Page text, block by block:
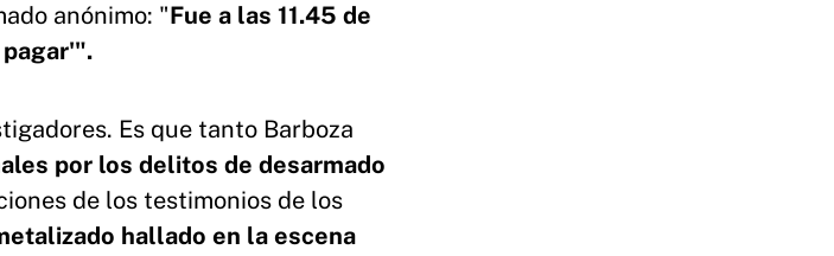
anónimo: "Fue a las 11.45 de
pagar'".
Es que tanto Barboza
por los delitos de desarmado
de los testimonios de los
hallado en la escena